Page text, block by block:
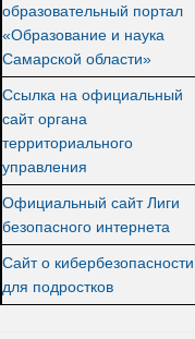
образовательный портал
«Образование и наука
Самарской области»
Ссылка на официальный
сайт органа
территориального
управления
Официальный сайт Лиги
безопасного интернета
Сайт о кибербезопасности
для подростков